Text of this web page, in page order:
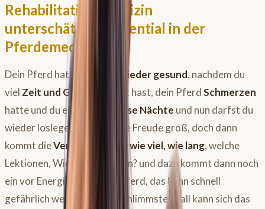
Rehabilitationsmedizin
unterschätztes Potential in der
Pferdemedizin
Dein Pferd hat ist endlich wieder gesund, nachdem du
viel Zeit und Geld investiert hast, dein PferdSchmerzen
hatte und du einige
schlaflose Nächte und nun darfst du
wieder loslegen. Erste ist die Freude groß, doch dann
kommt dieVerunsicherung wie viel, wie lang, welche
Lektionen, Wiese ja oder nein? und dazu kommt dann noch
ein vor Energie geladenes Pferd, das kann schnell
gefährlich werden und im schlimmsten Fall kann sich das